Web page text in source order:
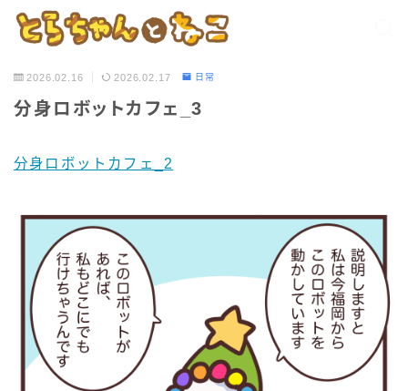
2026.02.16 2026.02.17 日常
分身ロボットカフェ_3
分身ロボットカフェ_2